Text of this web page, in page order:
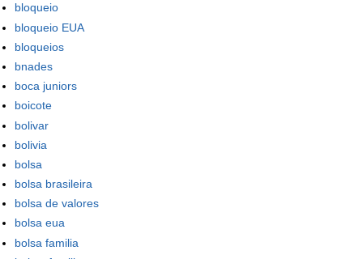
bloqueio
bloqueio EUA
bloqueios
bnades
boca juniors
boicote
bolivar
bolivia
bolsa
bolsa brasileira
bolsa de valores
bolsa eua
bolsa familia